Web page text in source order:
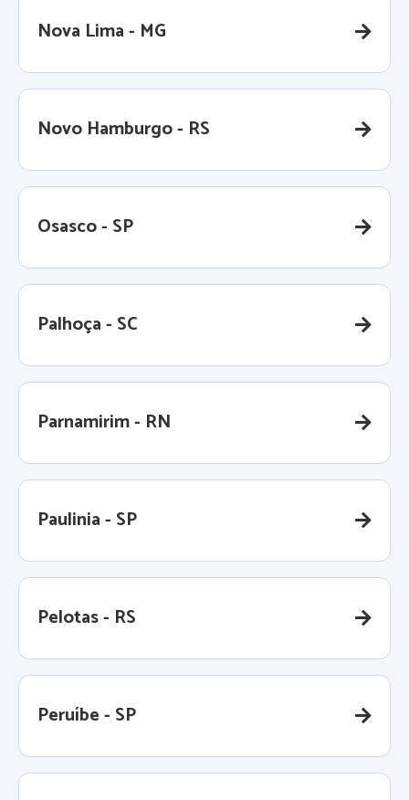
Nova Lima - MG
Novo Hamburgo - RS
Osasco - SP
Palhoça - SC
Parnamirim - RN
Paulinia - SP
Pelotas - RS
Peruíbe - SP